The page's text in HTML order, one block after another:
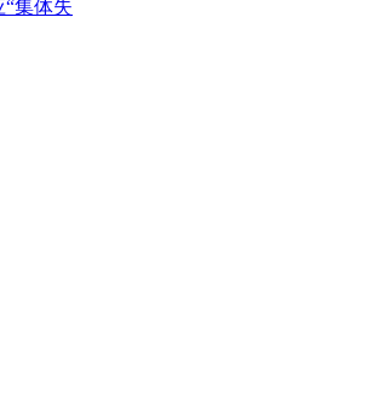
集体失